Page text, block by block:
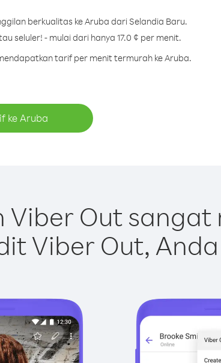
berkualitas ke Aruba dari Selandia Baru.
seluler! - mulai dari hanya 17.0 ¢ per menit.
tarif per menit termurah ke Aruba.
ke Aruba
Out sangat
Viber Out,